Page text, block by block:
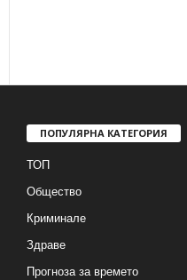
ПОПУЛЯРНА КАТЕГОРИЯ
ТОП
Общество
Криминале
Здраве
Прогноза за времето